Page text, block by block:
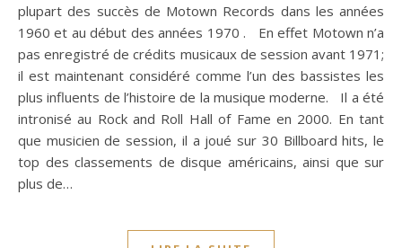
plupart des succès de Motown Records dans les années
1960 et au début des années 1970 . En effet Motown n’a
pas enregistré de crédits musicaux de session avant 1971;
il est maintenant considéré comme l’un des bassistes les
plus influents de l’histoire de la musique moderne. Il a été
intronisé au Rock and Roll Hall of Fame en 2000. En tant
que musicien de session, il a joué sur 30 Billboard hits, le
top des classements de disque américains, ainsi que sur
plus de…